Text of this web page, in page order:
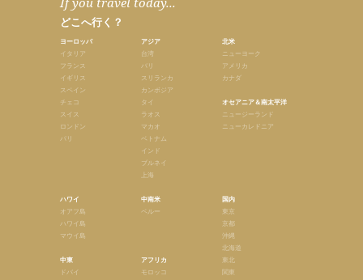
どこへ行く？
ヨーロッパ
イタリア
フランス
イギリス
スペイン
チェコ
スイス
ロンドン
パリ
ハワイ
オアフ島
ハワイ島
マウイ島
中東
ドバイ
アジア
台湾
バリ
スリランカ
カンボジア
タイ
ラオス
マカオ
ベトナム
インド
ブルネイ
上海
中南米
ペルー
アフリカ
モロッコ
北米
ニューヨーク
アメリカ
カナダ
オセアニア＆南太平洋
ニュージーランド
ニューカレドニア
国内
東京
京都
沖縄
北海道
東北
関東